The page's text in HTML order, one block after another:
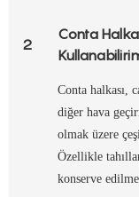
2
Conta
Conta halkası,
diğer hava
olmak üzere
Özellikle
konserve